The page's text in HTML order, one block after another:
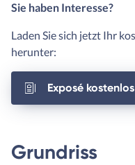
Sie haben Interesse?
Laden Sie sich jetzt Ihr
herunter:
Exposé
Grundriss